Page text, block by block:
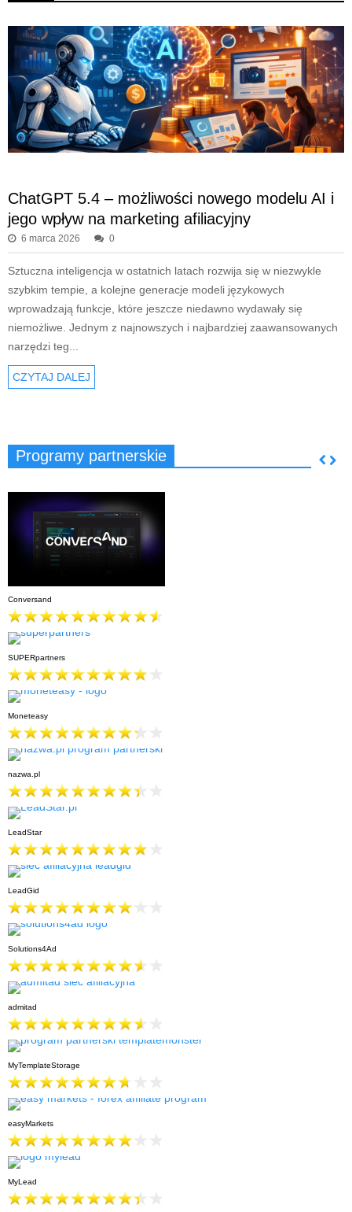
ChatGPT 5.4 – możliwości nowego modelu AI i
jego wpływ na marketing afiliacyjny
6 marca 2026 0
Sztuczna inteligencja w ostatnich latach rozwija się w niezwykle
szybkim tempie, a kolejne generacje modeli językowych
wprowadzają funkcje, które jeszcze niedawno wydawały się
niemożliwe. Jednym z najnowszych i najbardziej zaawansowanych
narzędzi teg...
CZYTAJ DALEJ
Programy partnerskie
Conversand
SUPERpartners
Moneteasy
nazwa.pl
LeadStar
LeadGid
Solutions4Ad
admitad
MyTemplateStorage
easyMarkets
MyLead